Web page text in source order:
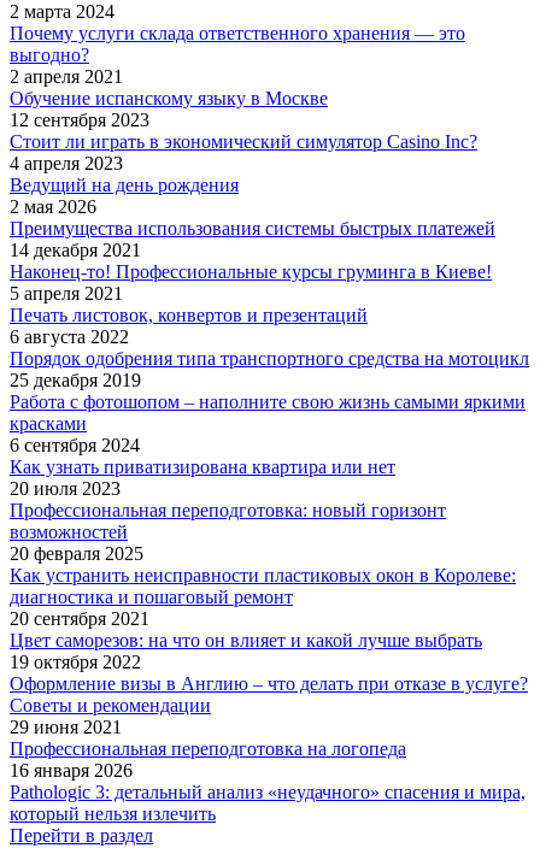
2 марта 2024
Почему услуги склада ответственного хранения — это
выгодно?
2 апреля 2021
Обучение испанскому языку в Москве
12 сентября 2023
Стоит ли играть в экономический симулятор Casino Inc?
4 апреля 2023
Ведущий на день рождения
2 мая 2026
Преимущества использования системы быстрых платежей
14 декабря 2021
Наконец-то! Профессиональные курсы груминга в Киеве!
5 апреля 2021
Печать листовок, конвертов и презентаций
6 августа 2022
Порядок одобрения типа транспортного средства на мотоцикл
25 декабря 2019
Работа с фотошопом – наполните свою жизнь самыми яркими
красками
6 сентября 2024
Как узнать приватизирована квартира или нет
20 июля 2023
Профессиональная переподготовка: новый горизонт
возможностей
20 февраля 2025
Как устранить неисправности пластиковых окон в Королеве:
диагностика и пошаговый ремонт
20 сентября 2021
Цвет саморезов: на что он влияет и какой лучше выбрать
19 октября 2022
Оформление визы в Англию – что делать при отказе в услуге?
Советы и рекомендации
29 июня 2021
Профессиональная переподготовка на логопеда
16 января 2026
Pathologic 3: детальный анализ «неудачного» спасения и мира,
который нельзя излечить
Перейти в раздел